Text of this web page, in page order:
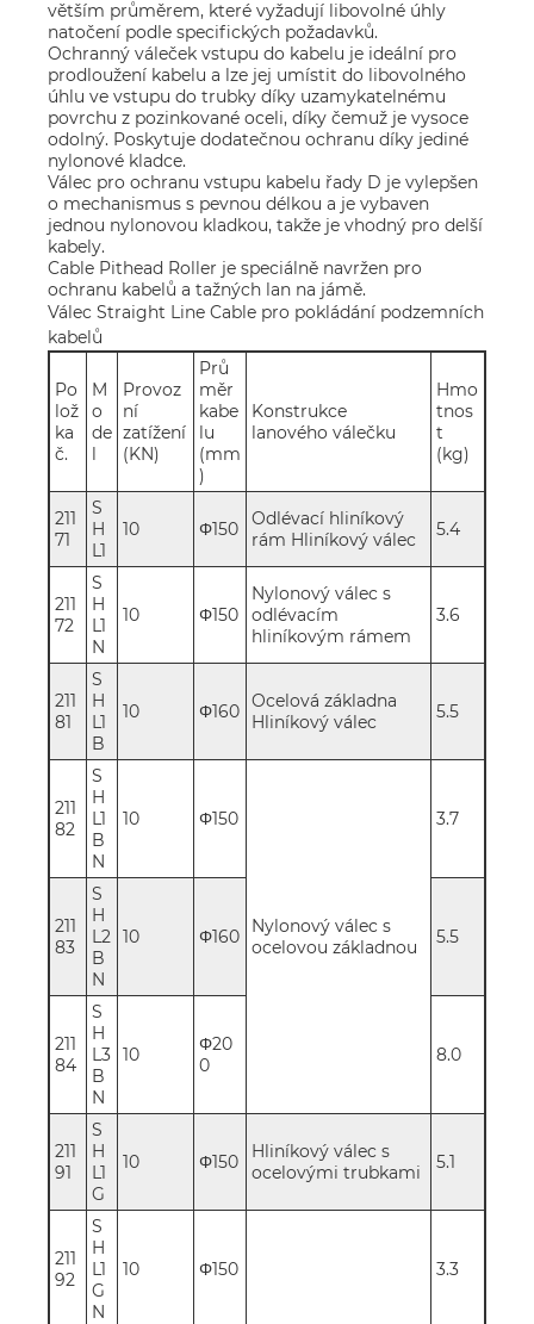
větším průměrem, které vyžadují libovolné úhly
natočení podle specifických požadavků.
Ochranný váleček vstupu do kabelu je ideální pro
prodloužení kabelu a lze jej umístit do libovolného
úhlu ve vstupu do trubky díky uzamykatelnému
povrchu z pozinkované oceli, díky čemuž je vysoce
odolný. Poskytuje dodatečnou ochranu díky jediné
nylonové kladce.
Válec pro ochranu vstupu kabelu řady D je vylepšen
o mechanismus s pevnou délkou a je vybaven
jednou nylonovou kladkou, takže je vhodný pro delší
kabely.
Cable Pithead Roller je speciálně navržen pro
ochranu kabelů a tažných lan na jámě.
Válec Straight Line Cable pro pokládání podzemních
kabelů
Po
lož
ka
č.
M
o
de
l
Provoz
ní
zatížení
(KN)
Prů
měr
kabe
lu
(mm
)
Konstrukce
lanového válečku
Hmo
tnos
t
(kg)
211
71
S
H
L1
10 Φ150
Odlévací hliníkový
rám Hliníkový válec
5.4
211
72
S
H
L1
N
10 Φ150
Nylonový válec s
odlévacím
hliníkovým rámem
3.6
211
81
S
H
L1
B
10 Φ160 Ocelová základna
Hliníkový válec
5.5
211
82
S
H
L1
B
N
10 Φ150
Nylonový válec s
ocelovou základnou
3.7
211
83
S
H
L2
B
N
10 Φ160 5.5
211
84
S
H
L3
B
N
10
Φ20
0
8.0
211
91
S
H
L1
G
10 Φ150
Hliníkový válec s
ocelovými trubkami
5.1
211
92
S
H
L1
G
N
10 Φ150 3.3